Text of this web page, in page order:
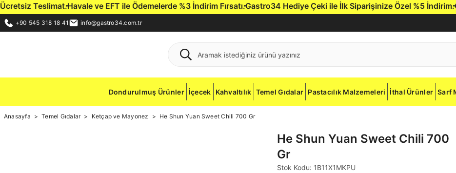
Teslimat.Havale ve EFT ile Ödemelerde %3 İndirim Fırsatı.Gastro34 Hediye Çeki ile İlk Siparişinize Özel %5 İndirim.
+90 545 318 18 41 info@gastro34.com.tr
Dondurulmuş Ürünler İçecek Kahvaltılık Temel Gıdalar Pastacılık Malzemeleri İthal Ürünler Sarf
Anasayfa Temel Gıdalar Ketçap ve Mayonez He Shun Yuan Sweet Chili 700 Gr
He Shun Yuan Sweet Chili 700
Gr
Stok Kodu: 1B11X1MKPU